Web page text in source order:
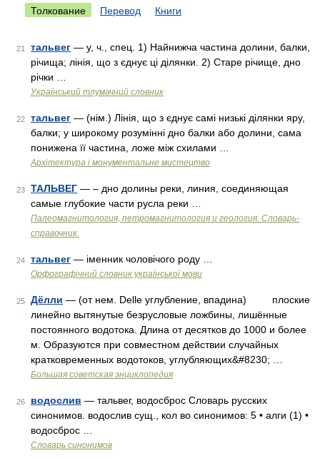
Толкование Перевод Книги
21 тальвег — у, ч., спец. 1) Найнижча частина долини, балки,
річища; лінія, що з єднує ці ділянки. 2) Старе річище, дно
річки …
Український тлумачний словник
22 тальвег — (нім.) Лінія, що з єднує самі низькі ділянки яру,
балки; у широкому розумінні дно балки або долини, сама
понижена її частина, ложе між схилами …
Архітектура і монументальне мистецтво
23 ТАЛЬВЕГ — – дно долины реки, линия, соединяющая
самые глубокие части русла реки …
Палеомагнитология, петромагнитология и геология. Словарь-
справочник.
24 тальвег — іменник чоловічого роду …
Орфографічний словник української мови
25 Дёлли — (от нем. Delle углубление, впадина) плоские
линейно вытянутые безрусловые ложбины, лишённые
постоянного водотока. Длина от десятков до 1000 и более
м. Образуются при совместном действии случайных
кратковременных водотоков, углубляющих&#8230; …
Большая советская энциклопедия
26 водослив — тальвег, водосброс Словарь русских
синонимов. водослив сущ., кол во синонимов: 5 • алги (1) •
водосброс …
Словарь синонимов